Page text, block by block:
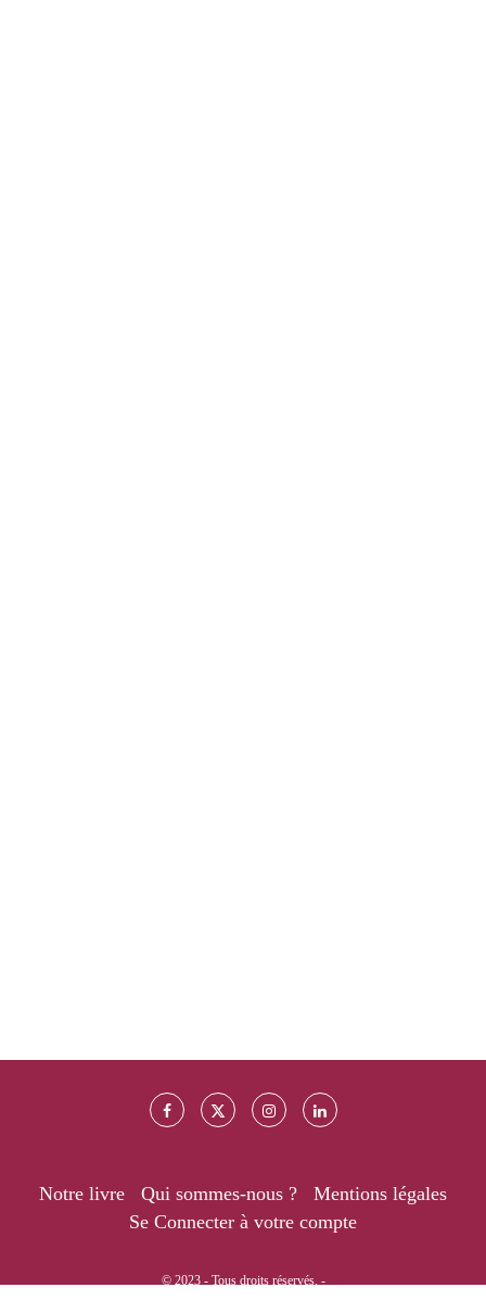
Notre livre Qui sommes-nous ?
Mentions légales
Se Connecter à votre compte
© 2023 - Tous droits réservés. -